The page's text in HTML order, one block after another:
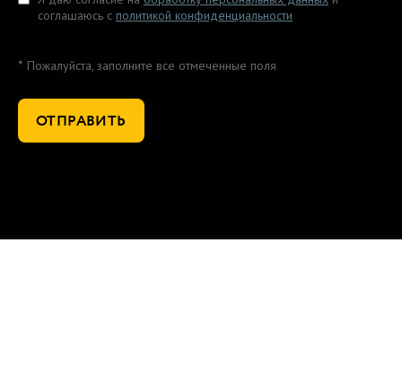
соглашаюсь с политикой конфиденциальности
* Пожалуйста, заполните все отмеченные поля